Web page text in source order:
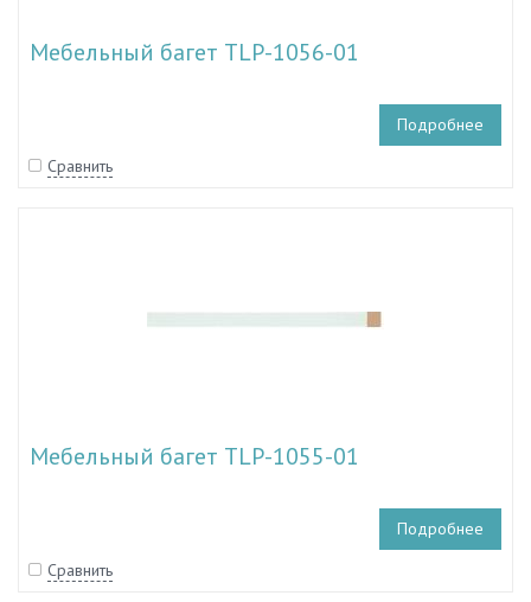
Мебельный багет TLP-1056-01
Подробнее
Сравнить
Мебельный багет TLP-1055-01
Подробнее
Сравнить